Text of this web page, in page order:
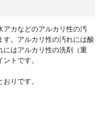
アカなどのアルカリ性の汚
。アルカリ性の汚れには酸
にはアルカリ性の洗剤（重
トです。
りです。